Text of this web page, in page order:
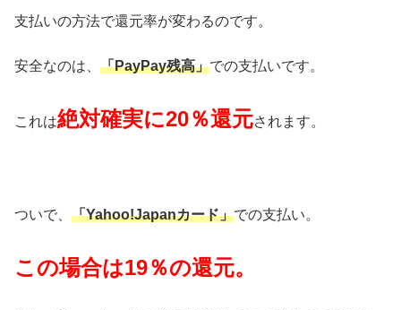
支払いの方法で還元率が変わるのです。
安全なのは、 「PayPay残高」での支払いです。
これは絶対確実に20％還元されます。
ついで、 「Yahoo!Japanカード」での支払い。
この場合は19％の還元。